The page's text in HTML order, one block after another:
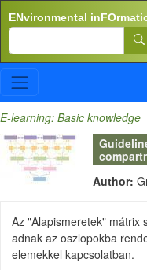
ENvironmental
Search
E-learning: Basic knowledge
Author:
Az "Alapismeretek" mátrix
adnak az oszlopokba
elemekkel kapcsolatban.